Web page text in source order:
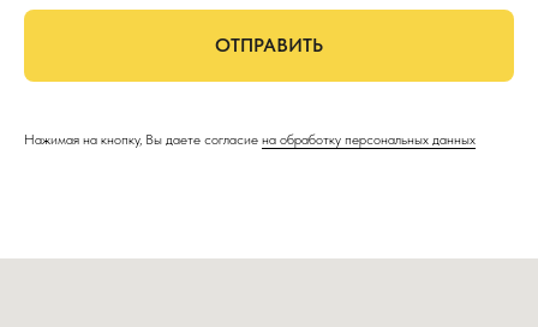
ОТПРАВИТЬ
Нажимая на кнопку, Вы даете согласие на обработку персональных данных